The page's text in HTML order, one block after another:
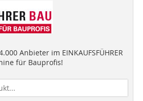
Anbieter im EINKAUFSFÜHRER
für Bauprofis!